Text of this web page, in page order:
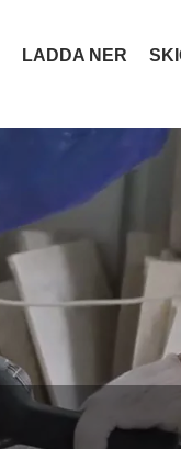
LADDA NER